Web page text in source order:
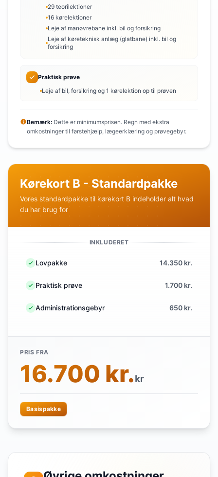
29 teorilektioner
16 kørelektioner
Leje af manøvrebane inkl. bil og forsikring
Leje af køreteknisk anlæg (glatbane) inkl. bil og
forsikring
Praktisk prøve
Leje af bil, forsikring og 1 kørelektion op til prøven
Bemærk: Dette er minimumsprisen. Regn med ekstra
omkostninger til førstehjælp, lægeerklæring og prøvegebyr.
Kørekort B - Standardpakke
Vores standardpakke til kørekort B indeholder alt hvad
du har brug for
INKLUDERET
Lovpakke 14.350 kr.
Praktisk prøve 1.700 kr.
Administrationsgebyr 650 kr.
PRIS FRA
16.700 kr.kr
Basispakke